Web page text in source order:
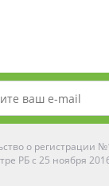
о регистрации
РБ с 25 ноября